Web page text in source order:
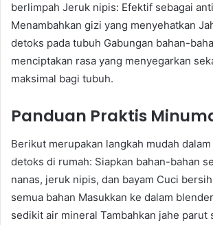
berlimpah Jeruk nipis: Efektif sebagai
Menambahkan gizi yang menyehatkan
detoks pada tubuh Gabungan bahan-
menciptakan rasa yang menyegarkan
maksimal bagi tubuh.
Panduan Praktis
Berikut merupakan langkah mudah
detoks di rumah: Siapkan bahan-bahan
nanas, jeruk nipis, dan bayam Cuci
semua bahan Masukkan ke dalam
sedikit air mineral Tambahkan jahe parut